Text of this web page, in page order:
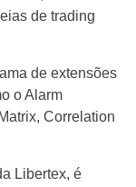
de trading
de extensões
o Alarm
Correlation
Libertex, é